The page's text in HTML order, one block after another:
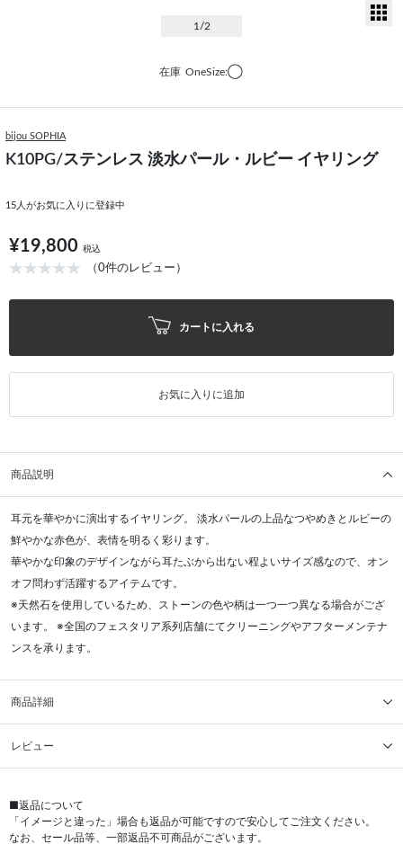
1 /2
在庫 OneSize:◯
bijou SOPHIA
K10PG/ステンレス 淡水パール・ルビー イヤリング
15 人がお気に入りに登録中
¥19,800 税込
（0件のレビュー）
カートに入れる
お気に入りに追加
商品説明
耳元を華やかに演出するイヤリング。 淡水パールの上品なつやめきとルビーの
鮮やかな赤色が、表情を明るく彩ります。
華やかな印象のデザインながら耳たぶから出ない程よいサイズ感なので、オン
オフ問わず活躍するアイテムです。
※天然石を使用しているため、ストーンの色や柄は一つ一つ異なる場合がござ
います。 ※全国のフェスタリア系列店舗にてクリーニングやアフターメンテナ
ンスを承ります。
商品詳細
レビュー
■返品について
「イメージと違った」場合も返品が可能ですので安心してご注文ください。
なお、セール品等、一部返品不可商品がございます。